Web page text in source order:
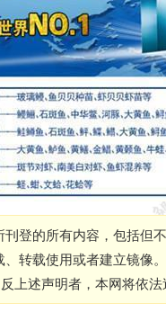
刊登的所有内容，包括但
转载使用或者建立镜像
上述声明者，本网将依